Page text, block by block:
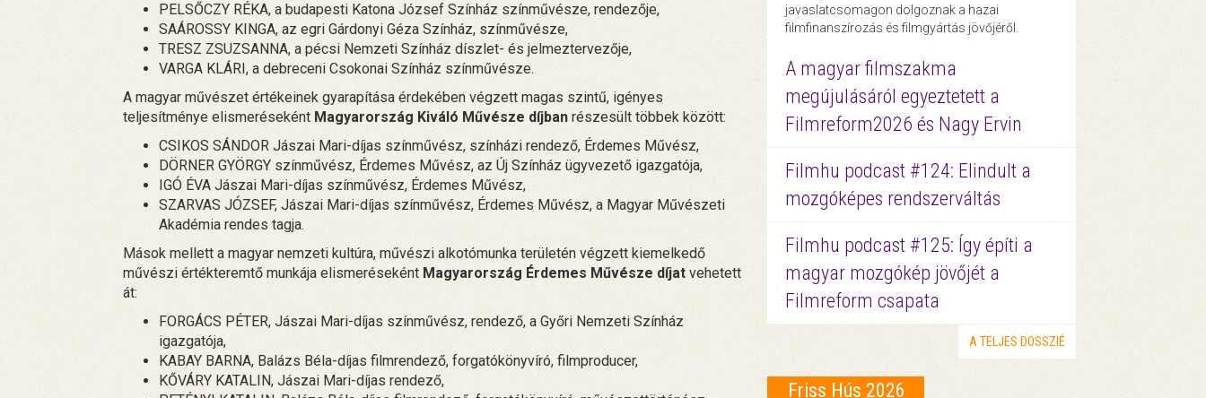
PELSŐCZY RÉKA, a budapesti Katona József Színház színművésze, rendezője,
SAÁROSSY KINGA, az egri Gárdonyi Géza Színház, színművésze,
TRESZ ZSUZSANNA, a pécsi Nemzeti Színház díszlet- és jelmeztervezője,
VARGA KLÁRI, a debreceni Csokonai Színház színművésze.
A magyar művészet értékeinek gyarapítása érdekében végzett magas szintű, igényes
teljesítménye elismeréseként Magyarország Kiváló Művésze díjban részesült többek között:
CSIKOS SÁNDOR Jászai Mari-díjas színművész, színházi rendező, Érdemes Művész,
DÖRNER GYÖRGY színművész, Érdemes Művész, az Új Színház ügyvezető igazgatója,
IGÓ ÉVA Jászai Mari-díjas színművész, Érdemes Művész,
SZARVAS JÓZSEF, Jászai Mari-díjas színművész, Érdemes Művész, a Magyar Művészeti
Akadémia rendes tagja.
Mások mellett a magyar nemzeti kultúra, művészi alkotómunka területén végzett kiemelkedő
művészi értékteremtő munkája elismeréseként Magyarország Érdemes Művésze díjat vehetett
át:
FORGÁCS PÉTER, Jászai Mari-díjas színművész, rendező, a Győri Nemzeti Színház
igazgatója,
KABAY BARNA, Balázs Béla-díjas filmrendező, forgatókönyvíró, filmproducer,
KŐVÁRY KATALIN, Jászai Mari-díjas rendező,
javaslatcsomagon dolgoznak a hazai
filmfinanszírozás és filmgyártás jövőjéről.
A magyar filmszakma
megújulásáról egyeztetett a
Filmreform2026 és Nagy Ervin
Filmhu podcast #124: Elindult a
mozgóképes rendszerváltás
Filmhu podcast #125: Így építi a
magyar mozgókép jövőjét a
Filmreform csapata
A TELJES DOSSZIÉ
Friss Hús 2026